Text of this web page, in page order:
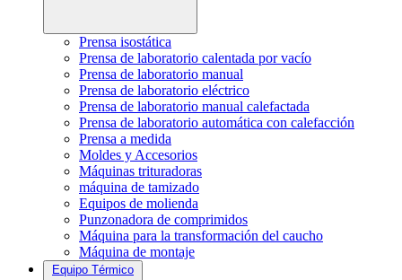
Prensa isostática
Prensa de laboratorio calentada por vacío
Prensa de laboratorio manual
Prensa de laboratorio eléctrico
Prensa de laboratorio manual calefactada
Prensa de laboratorio automática con calefacción
Prensa a medida
Moldes y Accesorios
Máquinas trituradoras
máquina de tamizado
Equipos de molienda
Punzonadora de comprimidos
Máquina para la transformación del caucho
Máquina de montaje
Equipo Térmico